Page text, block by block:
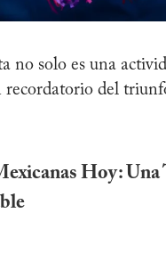
no solo es una
recordatorio del
Hoy: